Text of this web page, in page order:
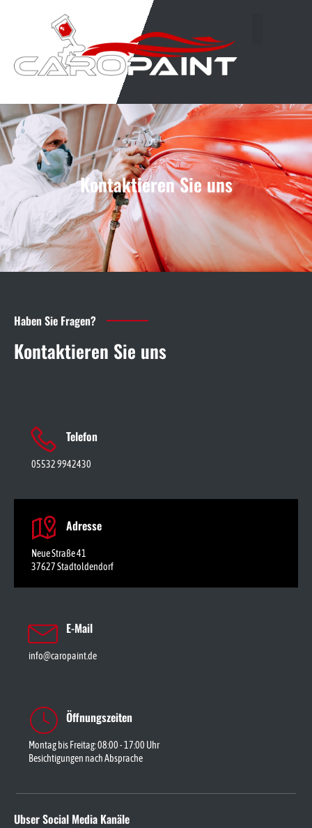
Kontaktieren Sie uns
Haben Sie Fragen?
Kontaktieren Sie uns
Telefon
05532 9942430
Adresse
Neue Straße 41
37627 Stadtoldendorf
E-Mail
info@caropaint.de
Öffnungszeiten
Montag bis Freitag: 08:00 - 17:00 Uhr
Besichtigungen nach Absprache
Ubser Social Media Kanäle